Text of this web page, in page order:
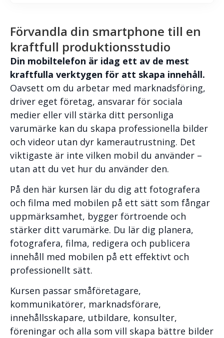
Förvandla din smartphone till en
kraftfull produktionsstudio
Din mobiltelefon är idag ett av de mest
kraftfulla verktygen för att skapa innehåll.
Oavsett om du arbetar med marknadsföring,
driver eget företag, ansvarar för sociala
medier eller vill stärka ditt personliga
varumärke kan du skapa professionella bilder
och videor utan dyr kamerautrustning. Det
viktigaste är inte vilken mobil du använder –
utan att du vet hur du använder den.
På den här kursen lär du dig att fotografera
och filma med mobilen på ett sätt som fångar
uppmärksamhet, bygger förtroende och
stärker ditt varumärke. Du lär dig planera,
fotografera, filma, redigera och publicera
innehåll med mobilen på ett effektivt och
professionellt sätt.
Kursen passar småföretagare,
kommunikatörer, marknadsförare,
innehållsskapare, utbildare, konsulter,
föreningar och alla som vill skapa bättre bilder